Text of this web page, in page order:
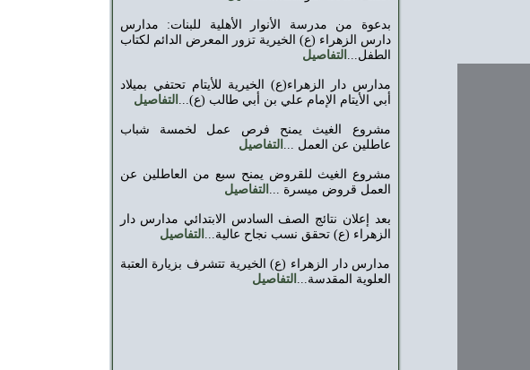
بدعوة من مدرسة الأنوار الأهلية للبنات: مدارس
دارس الزهراء (ع) الخيرية تزور المعرض الدائم لكتاب
الطفل... التفاصيل
مدارس دار الزهراء(ع) الخيرية للأيتام تحتفي بميلاد
أبي الأيتام الإمام علي بن أبي طالب (ع)... التفاصيل
مشروع الغيث يمنح فرص عمل لخمسة شباب
عاطلين عن العمل ... التفاصيل
مشروع الغيث للقروض يمنح سبع من العاطلين عن
العمل قروض ميسرة ... التفاصيل
بعد إعلان نتائج الصف السادس الابتدائي مدارس دار
الزهراء (ع) تحقق نسب نجاح عالية... التفاصيل
مدارس دار الزهراء (ع) الخيرية تتشرف بزيارة العتبة
العلوية المقدسة... التفاصيل